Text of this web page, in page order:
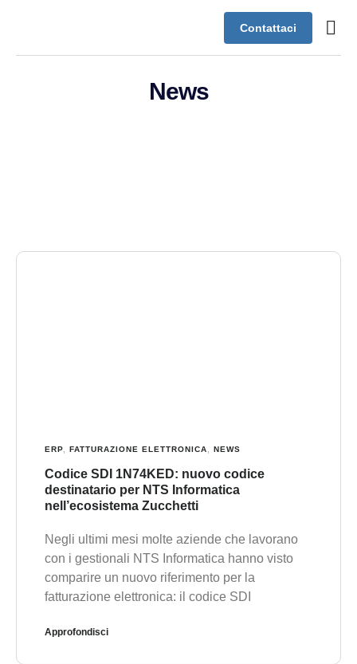
Contattaci
News
ERP FATTURAZIONE ELETTRONICA NEWS
Codice SDI 1N74KED: nuovo codice
destinatario per NTS Informatica
nell’ecosistema Zucchetti
Negli ultimi mesi molte aziende che lavorano
con i gestionali NTS Informatica hanno visto
comparire un nuovo riferimento per la
fatturazione elettronica: il codice SDI
Approfondisci